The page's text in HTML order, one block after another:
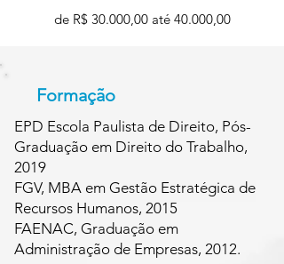
de R$ 30.000,00 até 40.000,00
Formação
EPD Escola Paulista de Direito, Pós-
Graduação em Direito do Trabalho,
2019
FGV, MBA em Gestão Estratégica de
Recursos Humanos, 2015
FAENAC, Graduação em
Administração de Empresas, 2012.